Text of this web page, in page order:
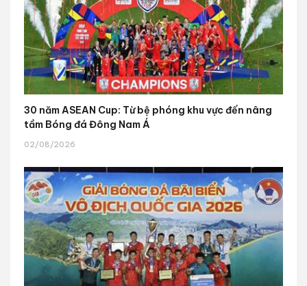
30 năm ASEAN Cup: Từ bệ phóng khu vực đến nâng
tầm Bóng đá Đông Nam Á
02/08/2026